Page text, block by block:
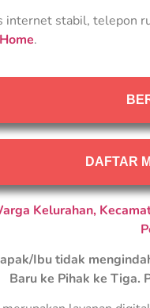
internet stabil, telepon
.
DAFTAR
Kelurahan,
Ibu tidak
Baru ke Pihak ke Tiga.